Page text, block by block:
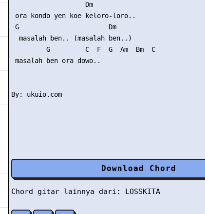
                   Dm
ora kondo yen koe keloro-loro..
G                       Dm
  masalah ben.. (masalah ben..)
         G         C  F  G  Am  Bm  C
masalah ben ora dowo..
Download Chord
Chord gitar lainnya dari: LOSSKITA